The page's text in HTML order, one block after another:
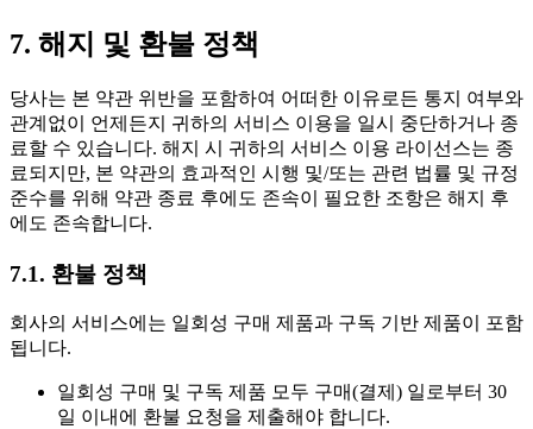
7. 해지 및 환불 정책
당사는 본 약관 위반을 포함하여 어떠한 이유로든 통지 여부와
관계없이 언제든지 귀하의 서비스 이용을 일시 중단하거나 종
료할 수 있습니다. 해지 시 귀하의 서비스 이용 라이선스는 종
료되지만, 본 약관의 효과적인 시행 및/또는 관련 법률 및 규정
준수를 위해 약관 종료 후에도 존속이 필요한 조항은 해지 후
에도 존속합니다.
7.1. 환불 정책
회사의 서비스에는 일회성 구매 제품과 구독 기반 제품이 포함
됩니다.
일회성 구매 및 구독 제품 모두 구매(결제) 일로부터 30
일 이내에 환불 요청을 제출해야 합니다.